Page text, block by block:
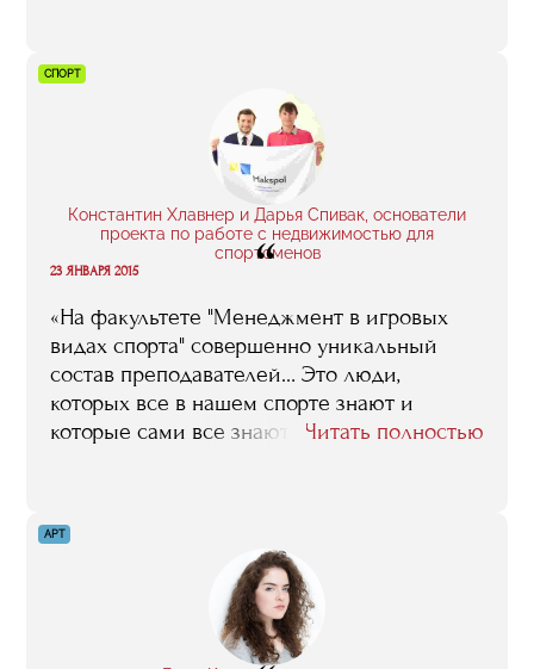
заговорила, и в его команде в итоге не
оказалась бы. Все так, но я хочу сказать о
другом. Я всегда была уверена в том, что
если у меня будут соответствующие
знания, навыки, то хорошую работу я в
любом случае найду. Так что в RMA я
пришла именно за знаниями. И я их здесь
получила. Вот это – самое главное».
СПОРТ
Константин Хлавнер и Дарья Спивак, основатели
проекта по работе с недвижимостью для
спортсменов
“
23 ЯНВАРЯ 2015
«На факультете "Менеджмент в игровых
видах спорта" совершенно уникальный
состав преподавателей… Это люди,
которых все в нашем спорте знают и
которые сами все знают о спорте, причем
моменту прихода в бизнес-школу в своих
областях бизнеса уже добились весьма
впечатляющих результатов. Быть знакомым
с этими людьми, иметь возможность с
ними общаться, это уже само по себе
Читать полностью
АРТ